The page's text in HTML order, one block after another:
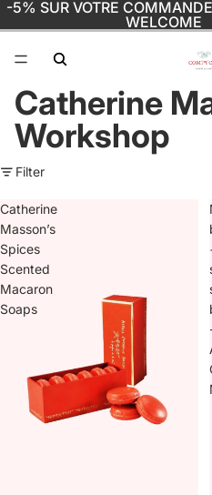
-5% SUR VOTRE
WELCOME
Catherine
Workshop
Filter
Catherine
Masson’s
Spices
Scented
Macaron
Soaps